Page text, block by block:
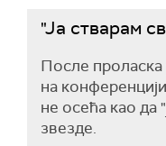
"Ја стварам
После
на
не осећа као да
звезде.